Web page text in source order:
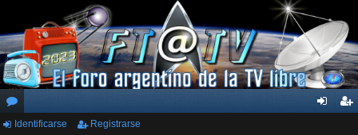
or Identificarse Registrarse